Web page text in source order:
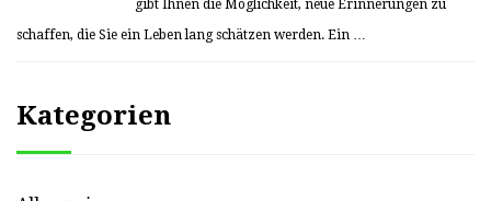
gibt Ihnen die Möglichkeit, neue Erinnerungen zu
schaffen, die Sie ein Leben lang schätzen werden. Ein …
Kategorien